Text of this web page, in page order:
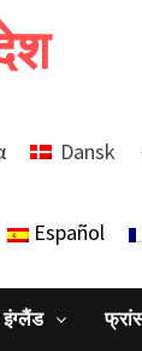
Dansk
Español
इंग्लैंड